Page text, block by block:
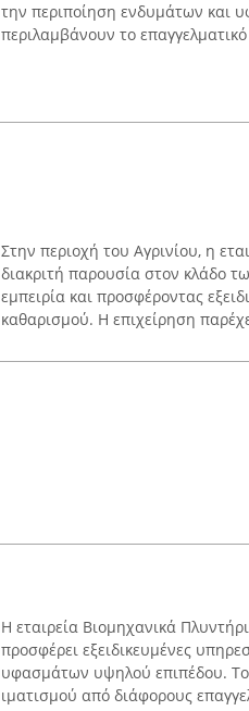
την περιποίηση ενδυμάτων και
περιλαμβάνουν το
Στην περιοχή του Αγρινίου, η
διακριτή παρουσία στον κλάδο
εμπειρία και προσφέροντας
καθαρισμού. Η επιχείρηση
Η εταιρεία Βιομηχανικά
προσφέρει εξειδικευμένες
υφασμάτων υψηλού επιπέδου. Το
ιματισμού από διάφορους